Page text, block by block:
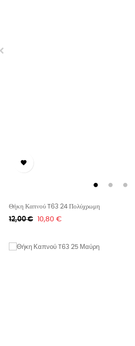

Θήκη Καπνού T63 24 Πολύχρωμη
Κανονική
12,00 € Τιμή
10,80 €